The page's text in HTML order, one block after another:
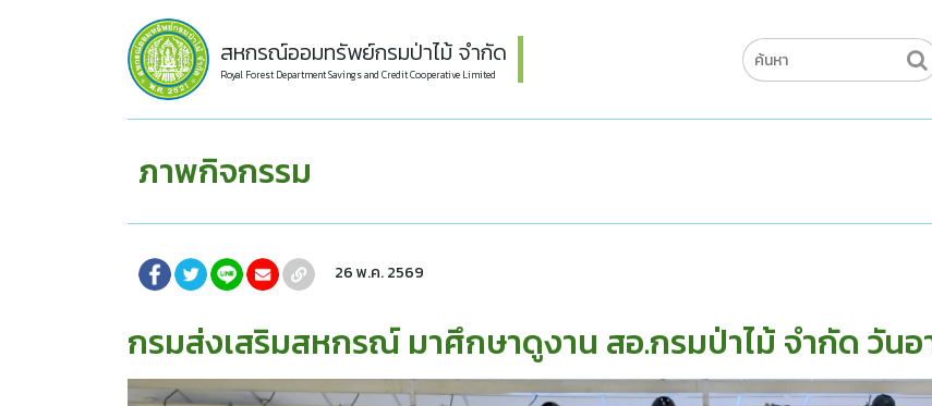
สหกรณ์ออมทรัพย์กรมป่าไม้ จำกัด
Royal Forest Department Savings and Credit Cooperative Limited
ภาพกิจกรรม
26 พ.ค. 2569
กรมส่งเสริมสหกรณ์ มาศึกษาดูงาน สอ.กรมป่าไม้ จำกัด วัน